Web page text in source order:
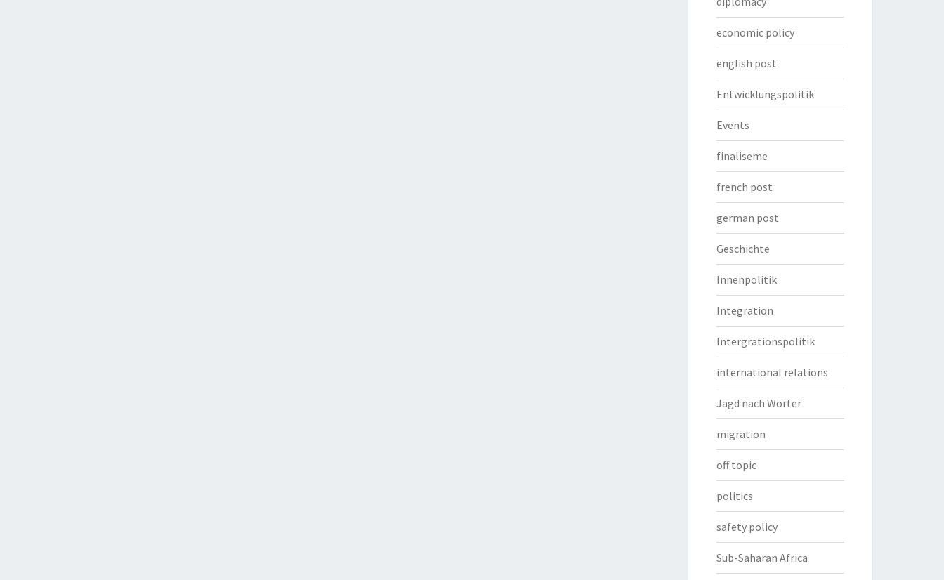
economic policy
english post
Entwicklungspolitik
Events
finaliseme
french post
german post
Geschichte
Innenpolitik
Integration
Intergrationspolitik
international relations
Jagd nach Wörter
migration
off topic
politics
safety policy
Sub-Saharan Africa